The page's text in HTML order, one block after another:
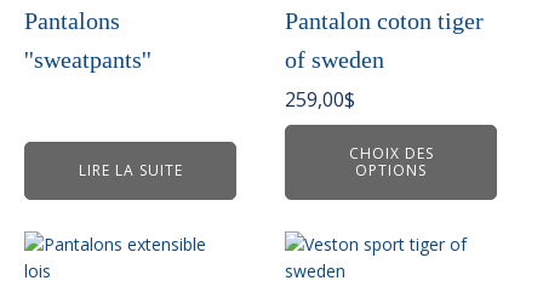
Pantalons
''sweatpants''
LIRE LA SUITE
Pantalon coton tiger
of sweden
259,00$
CHOIX DES
OPTIONS
variations.
options
peuvent
être
la
page
du
produit
Ce
produit